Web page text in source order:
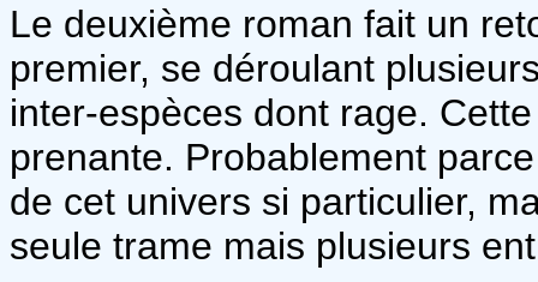
Le deuxième roman fait un
premier, se déroulant
inter-espèces dont rage.
prenante. Probablement
de cet univers si particulier,
seule trame mais plusieurs